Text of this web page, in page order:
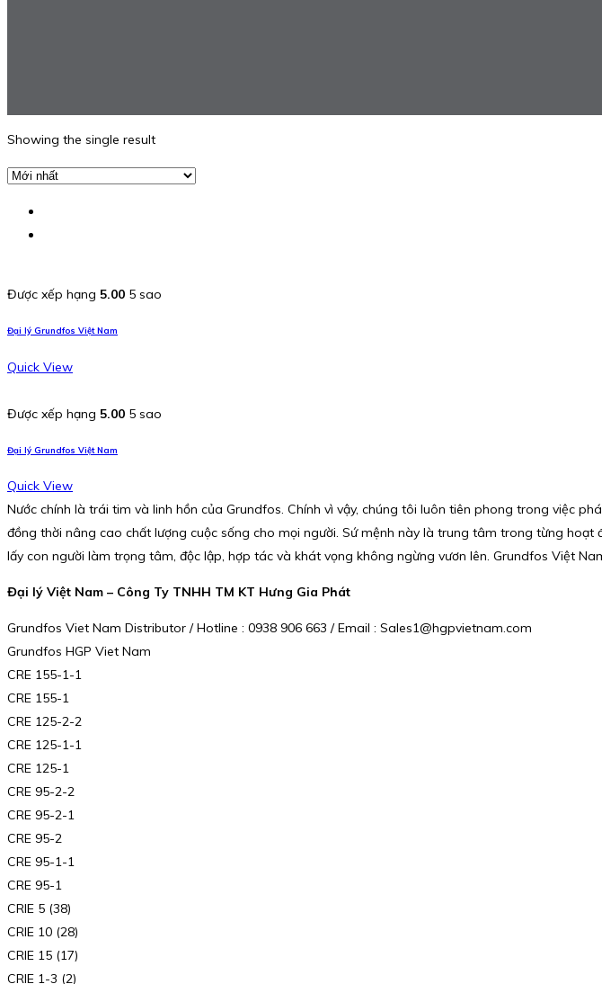
Showing the single result
Được xếp hạng 5.00 5 sao
Đại lý Grundfos Việt Nam
Quick View
Được xếp hạng 5.00 5 sao
Đại lý Grundfos Việt Nam
Quick View
Nước chính là trái tim và linh hồn của Grundfos. Chính vì vậy, chúng tôi luôn tiên phong trong việc
đồng thời nâng cao chất lượng cuộc sống cho mọi người. Sứ mệnh này là trung tâm trong từng
lấy con người làm trọng tâm, độc lập, hợp tác và khát vọng không ngừng vươn lên. Grundfos Việt
Đại lý Việt Nam – Công Ty TNHH TM KT Hưng Gia Phát
Grundfos Viet Nam Distributor / Hotline : 0938 906 663 / Email : Sales1@hgpvietnam.com
Grundfos HGP Viet Nam
CRE 155-1-1
CRE 155-1
CRE 125-2-2
CRE 125-1-1
CRE 125-1
CRE 95-2-2
CRE 95-2-1
CRE 95-2
CRE 95-1-1
CRE 95-1
CRIE 5 (38)
CRIE 10 (28)
CRIE 15 (17)
CRIE 1-3 (2)